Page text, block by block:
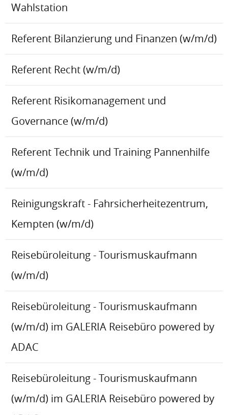
Wahlstation
Referent Bilanzierung und Finanzen (w/m/d)
Referent Recht (w/m/d)
Referent Risikomanagement und
Governance (w/m/d)
Referent Technik und Training Pannenhilfe
(w/m/d)
Reinigungskraft - Fahrsicherheitezentrum,
Kempten (w/m/d)
Reisebüroleitung - Tourismuskaufmann
(w/m/d)
Reisebüroleitung - Tourismuskaufmann
(w/m/d) im GALERIA Reisebüro powered by
ADAC
Reisebüroleitung - Tourismuskaufmann
(w/m/d) im GALERIA Reisebüro powered by